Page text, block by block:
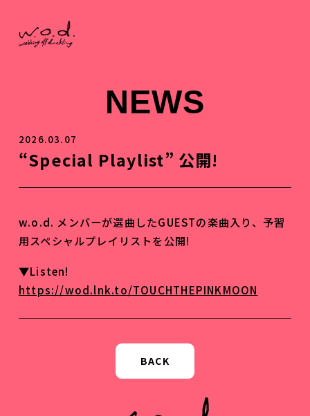
NEWS
2026.03.07
“Special Playlist” 公開!
w.o.d. メンバーが選曲したGUESTの楽曲入り、予習
用スペシャルプレイリストを公開!
▼Listen!
https://wod.lnk.to/TOUCHTHEPINKMOON
BACK